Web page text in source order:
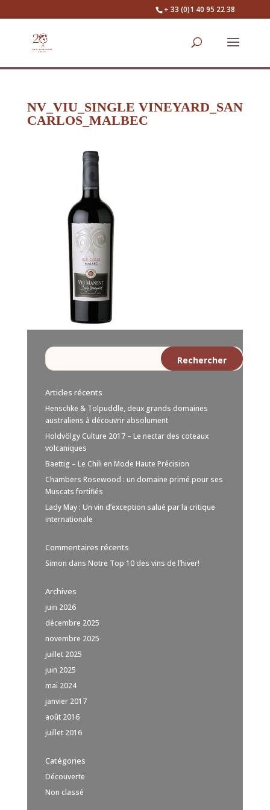
+ 33 (0)1 40 95 22 38
NV_VIU_SINGLE VINEYARD_SAN
CARLOS_MALBEC
Articles récents
Henschke & Tolpuddle, deux grands domaines
australiens à découvrir absolument
Holdvölgy Culture 2017 – Le nectar des coteaux
volcaniques
Baettig – Le Chili en Mode Haute Précision
Chambers Rosewood : un domaine primé pour ses
Muscats fortifiés
Lady May : Un vin d’exception salué par la critique
internationale
Commentaires récents
Simon dans Notre Top 10 des vins de l’hiver!
Archives
juin 2026
décembre 2025
novembre 2025
juillet 2025
juin 2025
mai 2024
janvier 2017
août 2016
juillet 2016
Catégories
Découverte
Non classé